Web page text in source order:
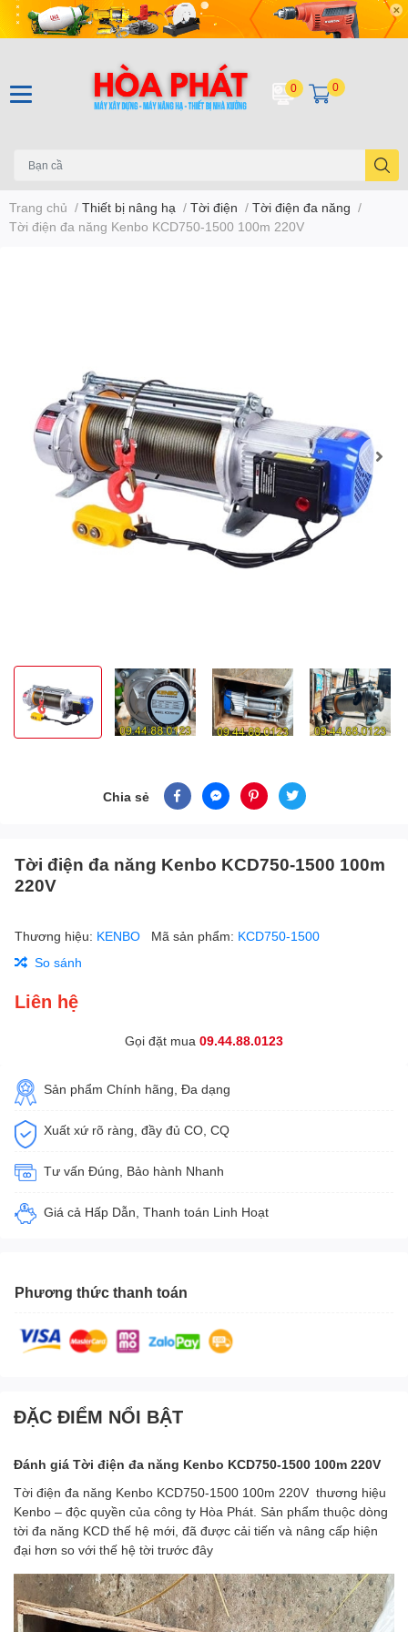
0 0
Trang chủ / Thiết bị nâng hạ / Tời điện / Tời điện đa năng /
Tời điện đa năng Kenbo KCD750-1500 100m 220V
Chia sẻ
Tời điện đa năng Kenbo KCD750-1500 100m
220V
Thương hiệu: KENBO Mã sản phẩm: KCD750-1500
So sánh
Liên hệ
Gọi đặt mua 09.44.88.0123
Sản phẩm Chính hãng, Đa dạng
Xuất xứ rõ ràng, đầy đủ CO, CQ
Tư vấn Đúng, Bảo hành Nhanh
Giá cả Hấp Dẫn, Thanh toán Linh Hoạt
Phương thức thanh toán
ĐẶC ĐIỂM NỔI BẬT
Đánh giá Tời điện đa năng Kenbo KCD750-1500 100m 220V
Tời điện đa năng Kenbo KCD750-1500 100m 220V thương hiệu
Kenbo – độc quyền của công ty Hòa Phát. Sản phẩm thuộc dòng
tời đa năng KCD thế hệ mới, đã được cải tiến và nâng cấp hiện
đại hơn so với thế hệ tời trước đây